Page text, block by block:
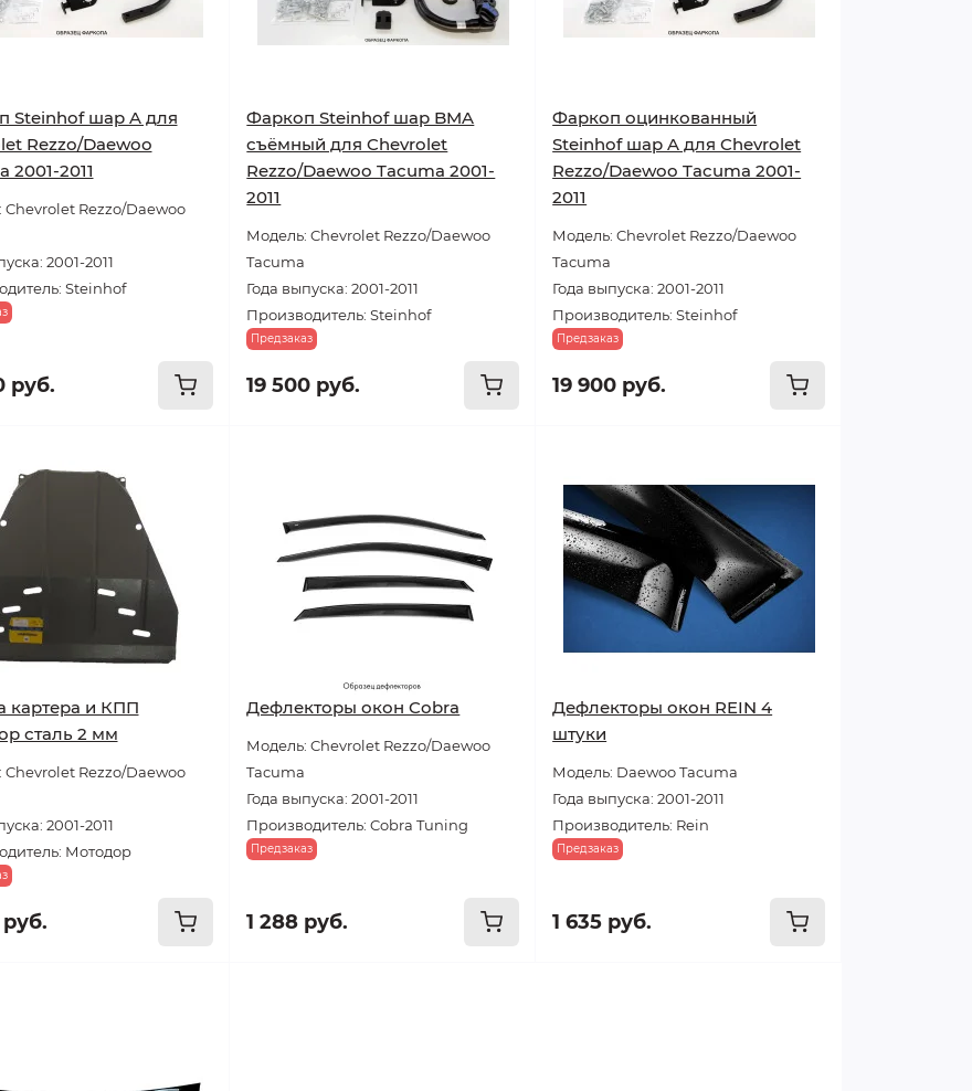
Steinhof шар A для
Rezzo/Daewoo
2001-2011
Chevrolet Rezzo/Daewoo
2001-2011
Steinhof
руб.
Фаркоп Steinhof шар BMA
съёмный для Chevrolet
Rezzo/Daewoo Tacuma 2001-
2011
Модель: Chevrolet Rezzo/Daewoo
Tacuma
Года выпуска: 2001-2011
Производитель: Steinhof
Предзаказ
19 500 руб.
Фаркоп оцинкованный
Steinhof шар A для Chevrolet
Rezzo/Daewoo Tacuma 2001-
2011
Модель: Chevrolet Rezzo/Daewoo
Tacuma
Года выпуска: 2001-2011
Производитель: Steinhof
Предзаказ
19 900 руб.
картера и КПП
сталь 2 мм
Chevrolet Rezzo/Daewoo
2001-2011
Мотодор
Дефлекторы окон Cobra
Модель: Chevrolet Rezzo/Daewoo
Tacuma
Года выпуска: 2001-2011
Производитель: Cobra Tuning
Предзаказ
1 288 руб.
Дефлекторы окон REIN 4
штуки
Модель: Daewoo Tacuma
Года выпуска: 2001-2011
Производитель: Rein
Предзаказ
1 635 руб.